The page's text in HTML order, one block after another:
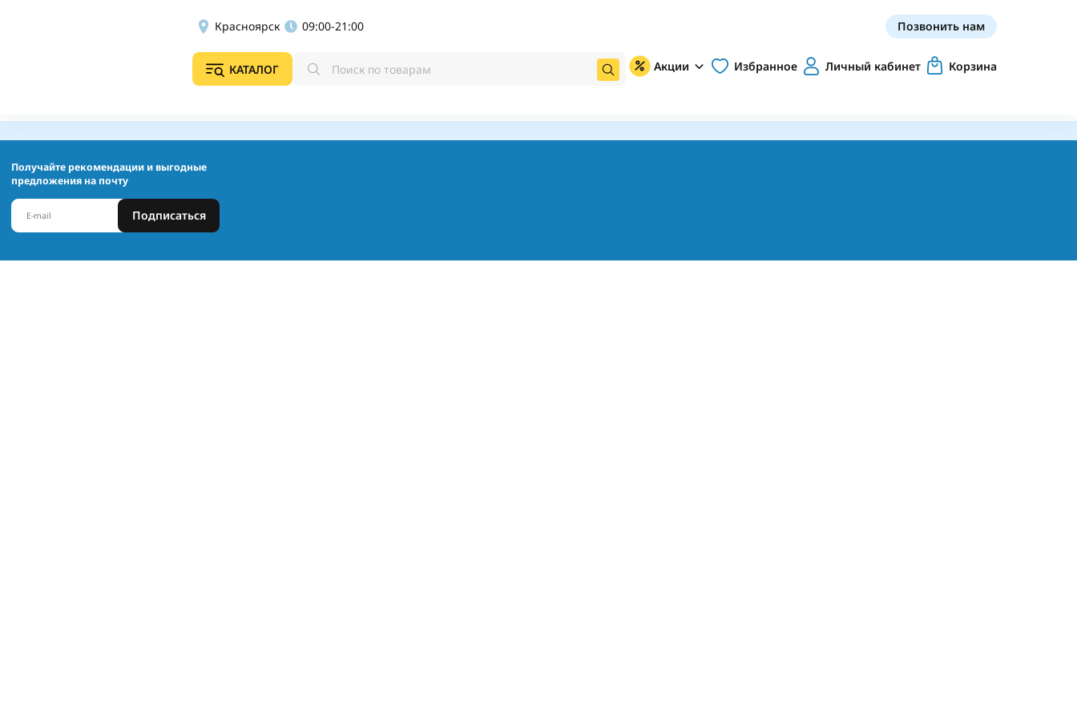
Красноярск 09:00-21:00 Позвонить нам
КАТАЛОГ Акции Избранное Личный кабинет Корзина
Получайте рекомендации и выгодные
предложения на почту
Подписаться